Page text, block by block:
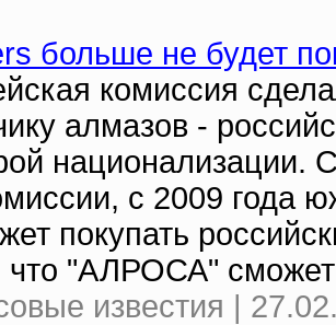
больше не будет
комиссия
алмазов -
национализации.
с 2009 года
покупать
что "АЛРОСА"
известия |